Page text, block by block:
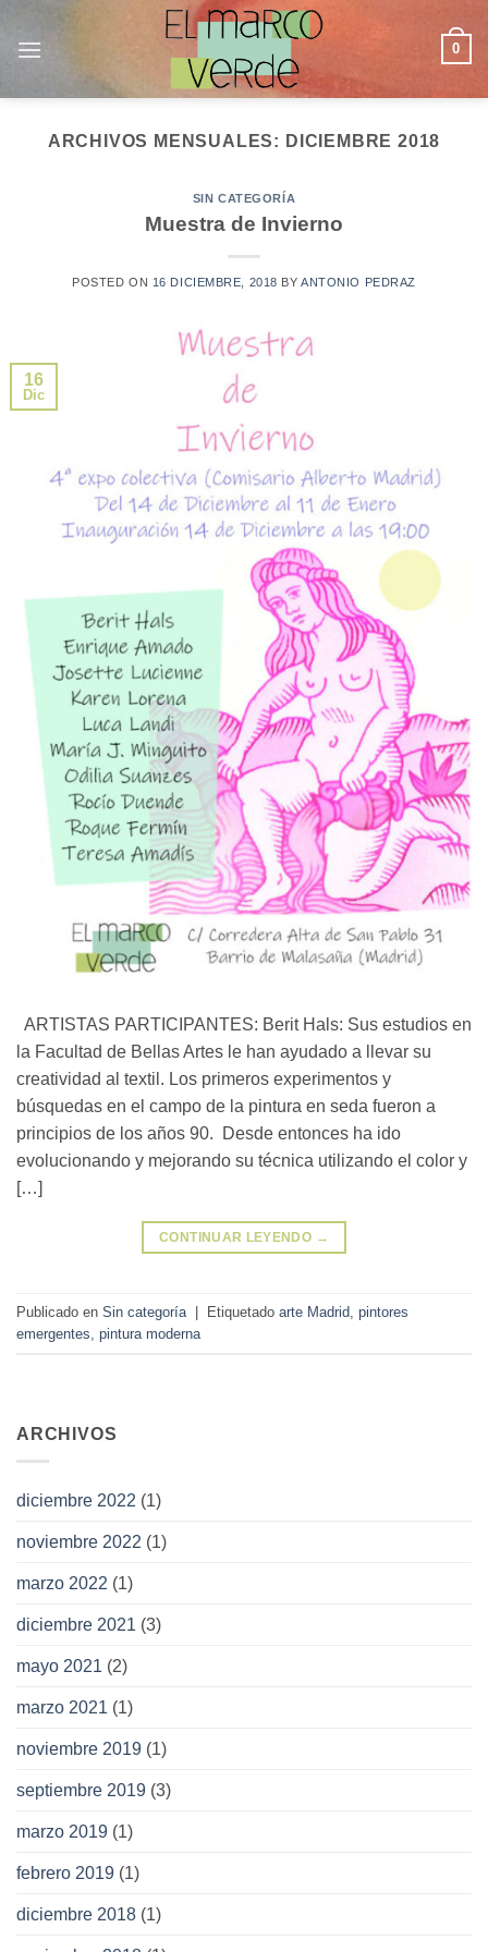
0
ARCHIVOS MENSUALES: DICIEMBRE 2018
SIN CATEGORÍA
Muestra de Invierno
POSTED ON 16 DICIEMBRE, 2018 BYANTONIO PEDRAZ
16
Dic
ARTISTAS PARTICIPANTES: Berit Hals: Sus estudios en
la Facultad de Bellas Artes le han ayudado a llevar su
creatividad al textil. Los primeros experimentos y
búsquedas en el campo de la pintura en seda fueron a
principios de los años 90. Desde entonces ha ido
evolucionando y mejorando su técnica utilizando el color y
[…]
CONTINUAR LEYENDO →
Publicado en Sin categoría | Etiquetado arte Madrid pintores
emergentes pintura moderna
ARCHIVOS
diciembre 2022 (1)
noviembre 2022 (1)
marzo 2022 (1)
diciembre 2021 (3)
mayo 2021 (2)
marzo 2021 (1)
noviembre 2019 (1)
septiembre 2019 (3)
marzo 2019 (1)
febrero 2019 (1)
diciembre 2018 (1)